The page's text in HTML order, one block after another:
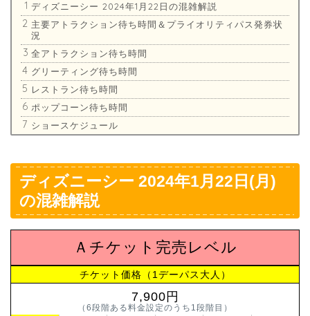
ディズニーシー 2024年1月22日の混雑解説
主要アトラクション待ち時間＆プライオリティパス発券状
況
全アトラクション待ち時間
グリーティング待ち時間
レストラン待ち時間
ポップコーン待ち時間
ショースケジュール
ディズニーシー 2024年1月22日(月)
の混雑解説
Ａチケット完売レベル
チケット価格（1デーパス大人）
7,900円
（6段階ある料金設定のうち1段階目）